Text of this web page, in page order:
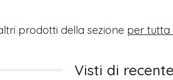
prodotti della sezione per tutta
Visti di recente